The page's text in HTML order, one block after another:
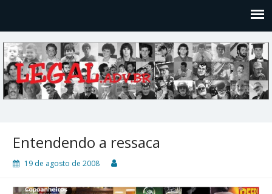
Entendendo a ressaca
19 de agosto de 2008